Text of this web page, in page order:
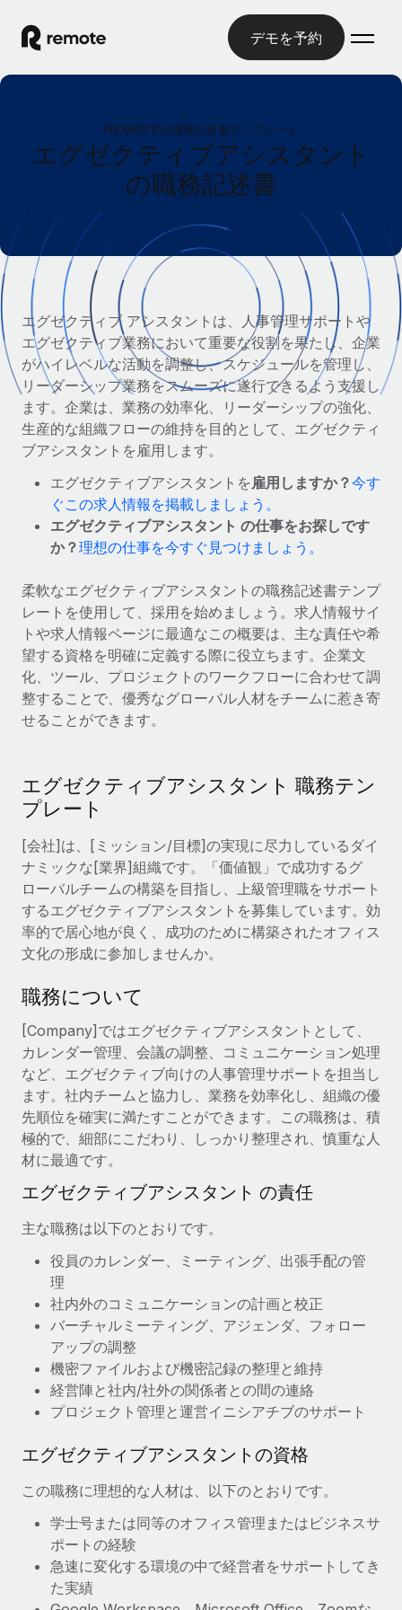
デモを予約
グローバル給与処理
コンプライアンス対応の給与処理を手軽に
Employer of Record（EOR）
グローバル展開をコストをかけずに実現
Contractor of Record
世界中の契約社員と法令を遵守して契約
契約社員管理
世界中の契約社員をオンボーディングし、管理
PEO
インフラ
Remote統合
プラットフォーム
チームのための人事の基本機能を内蔵
接続
新しい
当社のMCPを使用して、あらゆるAIツールをRemoteに接続
統合
専門家に相談
グローバル人事・コンプライアンスの専門サポート
バックグラウンドチェック
候補者の選考プロセスをシンプルに
Compliance Watchtower
コンプライアンスリスクを先回りして対応
デバイス管理
ITデバイスを世界規模で提供・管理
法人設立
法令順守した法人をスピーディに設立
移住・転勤
従業員の異動をスムーズに
福利厚生
従業員の福利厚生を簡単に管理
各国の制度に対応
国別ガイド
/国別のグローバル雇用支援を検索する
米国州エクスプローラー
米国の各州において採用プロセスを簡素化する
Remoteを他社と比較
他社と比較した、当社の強みを確認する
成長の段階
スタートアップ
成長中の企業向けのアジャイルなグローバルHR・給与処理ソ
リューション
カスタマイズされた人事ソリューションでチームを拡大する
企業
大企業向けのグローバルHR
パートナーに登録
戦略的テクノロジーパートナー
パートナーとして登録
当社とのパートナーシップの可能性を検討する
Remote Build 近日リリース予定
統合とAI自動化に関するコンサルティング
活用事例
リソース
ツールと計算ツール
誤分類リスク判定ツール
国別に従業員の誤分類リスクを確認する
従業員コスト計算ツール
各国の総従業員コストを計算する
契約社員の報酬計算ツール
グローバルな契約社員向けに、通貨オプションと支払スピー
ドを確認する
REMOTEで学習
リサーチおよびガイド
活用事例
HR用語集
チェックリストおよびテンプレート
職務内容ライブラリ
ウェビナー
ニュースルーム
給与・人材情報
情報センター
サポートを依頼する
すべてのリソースを表示する
ブログ
グローバル給与処理
EORおよびPEO
契約社員管理
税務
ブログを読む
Remoteの製品アップデート：GustoとXeroの統合お
よびContractor Management Plus（契約社員管理
プラス）
Remoteの使命は、世界のどこにいても、あらゆる規模の企業が
業務に最適な人材を採用し、管理し、給与を支給できるようにす
ることです。この数週間で、新しい統合、機能、改良点をリリー
スしました。...
詳細を見る
給与詐欺：種類、事例、ビジネスを守る方法
給与, 賃金は詐欺の特に魅力的な標的です。多額の資金がシステ
ム間で頻繁に移動しているためです。このため、自社のビジネス
を保護することは極めて重要です。...
価格
日本語
English
Nederlands
Français
Deutsch
Italiano
Português (Portugal)
日本語
中文（简体）
ログイン
REMOTEの職務記述書テンプレート
エグゼクティブアシスタント
の職務記述書
エグゼクティブ アシスタントは、人事管理サポートや
エグゼクティブ業務において重要な役割を果たし、企業
がハイレベルな活動を調整し、スケジュールを管理し、
リーダーシップ業務をスムーズに遂行できるよう支援し
ます。企業は、業務の効率化、リーダーシップの強化、
生産的な組織フローの維持を目的として、エグゼクティ
ブアシスタントを雇用します。
エグゼクティブアシスタントを雇用しますか？今す
ぐこの求人情報を掲載しましょう。
エグゼクティブアシスタント の仕事をお探しです
か？理想の仕事を今すぐ見つけましょう。
柔軟なエグゼクティブアシスタントの職務記述書テンプ
レートを使用して、採用を始めましょう。求人情報サイ
トや求人情報ページに最適なこの概要は、主な責任や希
望する資格を明確に定義する際に役立ちます。企業文
化、ツール、プロジェクトのワークフローに合わせて調
整することで、優秀なグローバル人材をチームに惹き寄
せることができます。
エグゼクティブアシスタント 職務テン
プレート
[会社]は、[ミッション/目標]の実現に尽力しているダイ
ナミックな[業界]組織です。「価値観」で成功するグ
ローバルチームの構築を目指し、上級管理職をサポート
するエグゼクティブアシスタントを募集しています。効
率的で居心地が良く、成功のために構築されたオフィス
文化の形成に参加しませんか。
職務について
[Company]ではエグゼクティブアシスタントとして、
カレンダー管理、会議の調整、コミュニケーション処理
など、エグゼクティブ向けの人事管理サポートを担当し
ます。社内チームと協力し、業務を効率化し、組織の優
先順位を確実に満たすことができます。この職務は、積
極的で、細部にこだわり、しっかり整理され、慎重な人
材に最適です。
エグゼクティブアシスタント の責任
主な職務は以下のとおりです。
役員のカレンダー、ミーティング、出張手配の管
理
社内外のコミュニケーションの計画と校正
バーチャルミーティング、アジェンダ、フォロー
アップの調整
機密ファイルおよび機密記録の整理と維持
経営陣と社内/社外の関係者との間の連絡
プロジェクト管理と運営イニシアチブのサポート
エグゼクティブアシスタントの資格
この職務に理想的な人材は、以下のとおりです。
学士号または同等のオフィス管理またはビジネスサ
ポートの経験
急速に変化する環境の中で経営者をサポートしてき
た実績